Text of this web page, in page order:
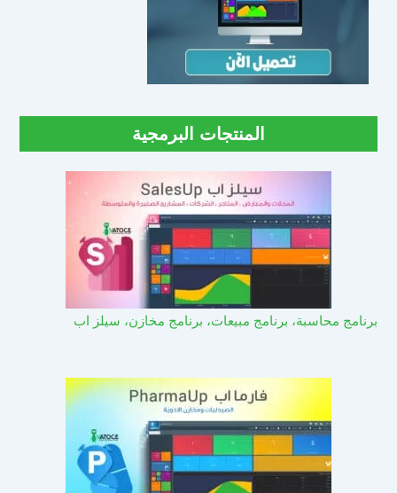
المنتجات البرمجية
برنامج محاسبة، برنامج مبيعات، برنامج مخازن، سيلز اب